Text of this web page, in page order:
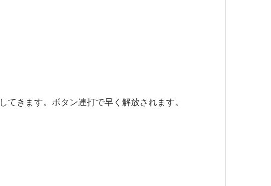
きます。ボタン連打で早く解放されます。